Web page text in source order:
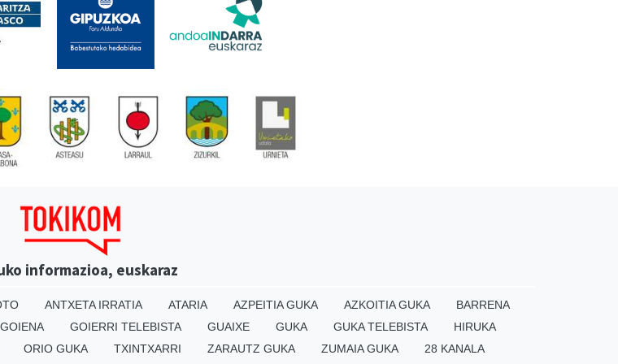
informazioa, euskaraz
ANTXETA IRRATIA ATARIA AZPEITIA GUKA AZKOITIA GUKA
BARRENA
GOIENA GOIERRI TELEBISTA GUAIXE GUKA GUKA TELEBISTA
HIRUKA
ORIO GUKA TXINTXARRI ZARAUTZ GUKA ZUMAIA GUKA 28 KANALA